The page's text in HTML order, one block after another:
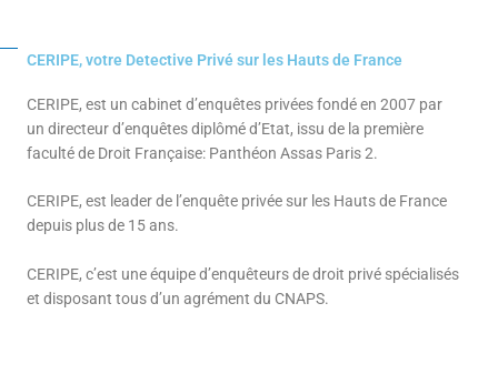
CERIPE, votre Detective Privé sur les Hauts de France
CERIPE, est un cabinet d’enquêtes privées fondé en 2007 par
un directeur d’enquêtes diplômé d’Etat, issu de la première
faculté de Droit Française: Panthéon Assas Paris 2.
CERIPE, est leader de l’enquête privée sur les Hauts de France
depuis plus de 15 ans.
CERIPE, c’est une équipe d’enquêteurs de droit privé spécialisés
et disposant tous d’un agrément du CNAPS.